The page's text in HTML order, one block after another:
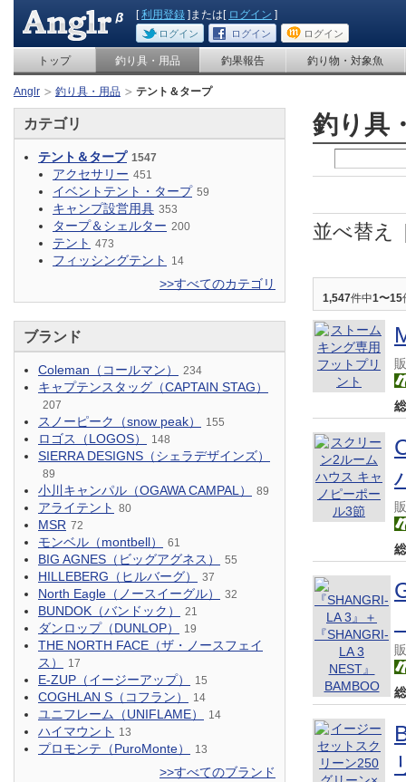
[利用登録 ]または[ ログイン ]
ログイン ログイン ログイン
トップ 釣り具・用品 釣果報告 釣り物・対象魚
Anglr 釣り具・用品 テント＆タープ
釣り具
並べ替え
1,547件中1〜15
カテゴリ
テント＆タープ 1547
アクセサリー 451
イベントテント・タープ 59
キャンプ設営用具 353
タープ＆シェルター 200
テント 473
フィッシングテント 14
>>すべてのカテゴリ
ブランド
Coleman（コールマン） 234
キャプテンスタッグ（CAPTAIN STAG）
207
スノーピーク（snow peak） 155
ロゴス（LOGOS） 148
SIERRA DESIGNS（シェラデザインズ）
89
小川キャンパル（OGAWA CAMPAL） 89
アライテント 80
MSR 72
モンベル（montbell） 61
BIG AGNES（ビッグアグネス） 55
HILLEBERG（ヒルバーグ） 37
North Eagle（ノースイーグル） 32
BUNDOK（バンドック） 21
ダンロップ（DUNLOP） 19
THE NORTH FACE（ザ・ノースフェイ
ス）
17
E-ZUP（イージーアップ） 15
COGHLAN S（コフラン） 14
ユニフレーム（UNIFLAME） 14
ハイマウント 13
プロモンテ（PuroMonte） 13
>>すべてのブランド